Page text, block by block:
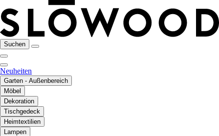
Suchen
Neuheiten
Garten - Außenbereich
Möbel
Dekoration
Tischgedeck
Heimtextilien
Lampen